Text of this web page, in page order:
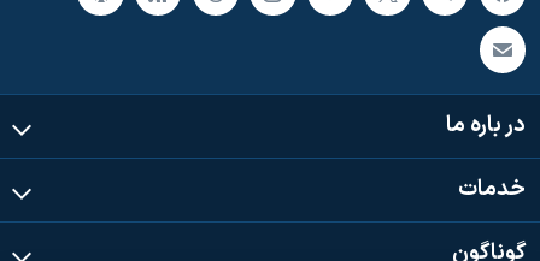
در باره ما
خدمات
گوناگون